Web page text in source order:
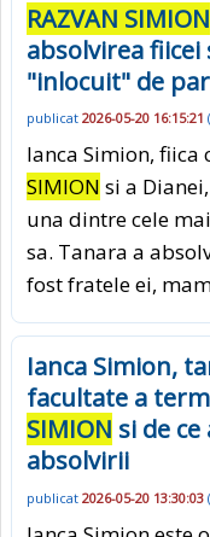
RAZVAN SIMION
absolvirea
"inlocuit" de
publicat 2026-05-20 16:15:21 (
Ianca Simion,
SIMION si a
una dintre cele
sa. Tanara a
fost fratele ei,
Ianca Simion,
facultate a
SIMION si de
absolvirii
publicat 2026-05-20 13:30:03 (